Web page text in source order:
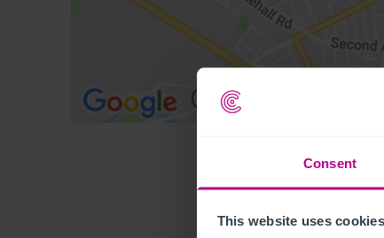
Consent
This website uses cookies